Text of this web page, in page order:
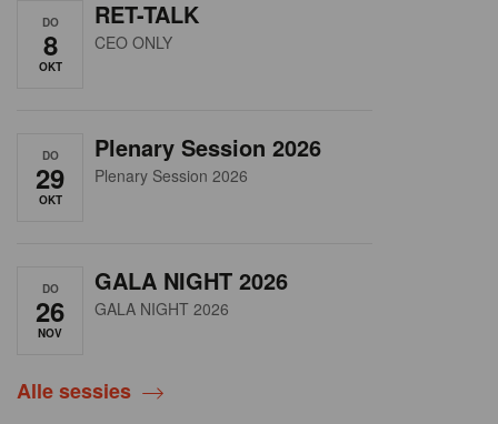
DO
8
OKT
RET-TALK
CEO ONLY
DO
29
OKT
Plenary Session 2026
Plenary Session 2026
DO
26
NOV
GALA NIGHT 2026
GALA NIGHT 2026
Alle sessies